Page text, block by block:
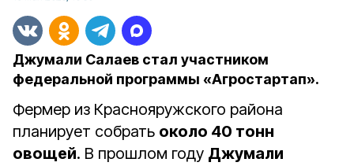
Джумали Салаев стал участником
федеральной программы «Агростартап».
Фермер из Краснояружского района
планирует собрать около 40 тонн
овощей. В прошлом году Джумали